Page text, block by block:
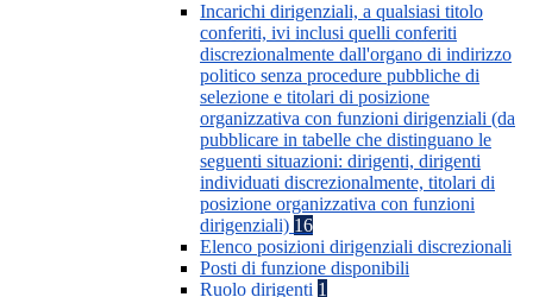
Incarichi dirigenziali, a qualsiasi titolo
conferiti, ivi inclusi quelli conferiti
discrezionalmente dall'organo di indirizzo
politico senza procedure pubbliche di
selezione e titolari di posizione
organizzativa con funzioni dirigenziali (da
pubblicare in tabelle che distinguano le
seguenti situazioni: dirigenti, dirigenti
individuati discrezionalmente, titolari di
posizione organizzativa con funzioni
dirigenziali) 16
Elenco posizioni dirigenziali discrezionali
Posti di funzione disponibili
Ruolo dirigenti 1